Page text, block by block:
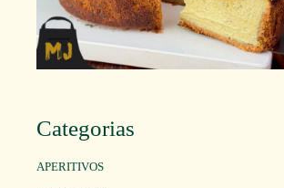
Categorias
APERITIVOS